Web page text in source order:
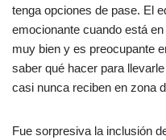
tenga opciones de pase. El
emocionante cuando está
muy bien y es preocupante
saber qué hacer para
casi nunca reciben en zona
Fue sorpresiva la inclusión